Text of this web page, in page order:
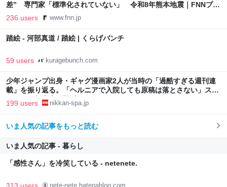
差” 専門家「標準化されていない」 令和8年熊本地震｜FNNプラ
イムオンライン
236 users www.fnn.jp
踏絵 - 河部真道 / 踏絵 | くらげバンチ
59 users kuragebunch.com
少年ジャンプ出身・ギャグ漫画家2人が当時の「過酷すぎる週刊連
載」を振り返る。「ヘルニアで入院しても原稿は落とさない」スト
イックな舞台裏 | 日刊SPA!
199 users nikkan-spa.jp
いま人気の記事をもっと読む
いま人気の記事 - 暮らし
「感性さん」を冷笑している - netenete.
313 users nete-nete.hatenablog.com